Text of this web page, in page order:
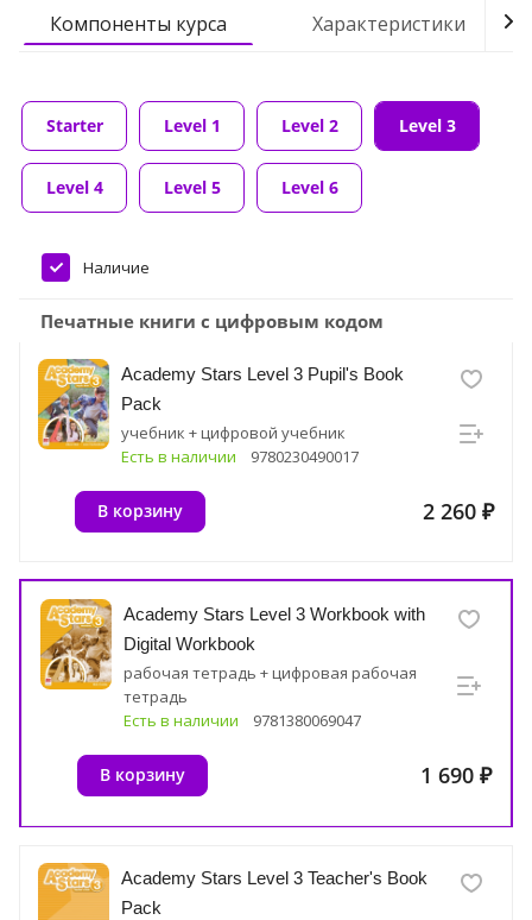
Компоненты курса Характеристики
Starter Level 1 Level 2 Level 3
Level 4 Level 5 Level 6
Наличие
Печатные книги с цифровым кодом
Academy Stars Level 3 Pupil's Book
Pack
учебник + цифровой учебник
Есть в наличии
9780230490017
2 260 ₽
В корзину
Academy Stars Level 3 Workbook with
Digital Workbook
рабочая тетрадь + цифровая рабочая
тетрадь
Есть в наличии
9781380069047
1 690 ₽
В корзину
Academy Stars Level 3 Teacher's Book
Pack